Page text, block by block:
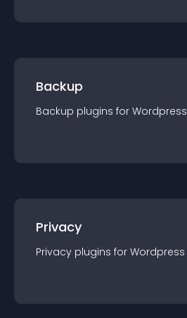
Backup
Backup plugins for Wordpress
Privacy
Privacy plugins for Wordpress